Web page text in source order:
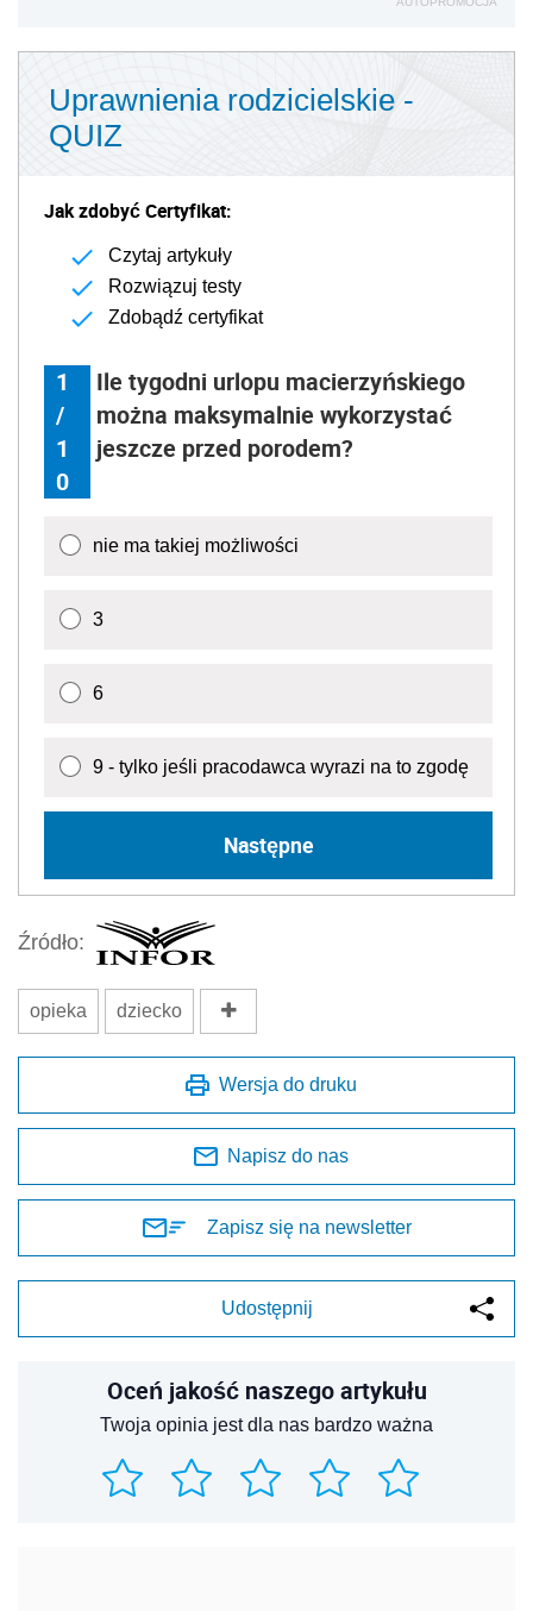
Uprawnienia rodzicielskie -
QUIZ
Jak zdobyć Certyfikat:
Czytaj artykuły
Rozwiązuj testy
Zdobądź certyfikat
1
/
1
0
Ile tygodni urlopu macierzyńskiego
można maksymalnie wykorzystać
jeszcze przed porodem?
nie ma takiej możliwości
3
6
9 - tylko jeśli pracodawca wyrazi na to zgodę
Następne
Źródło:
opieka dziecko
Wersja do druku
Napisz do nas
Zapisz się na newsletter
Udostępnij
Oceń jakość naszego artykułu
Twoja opinia jest dla nas bardzo ważna